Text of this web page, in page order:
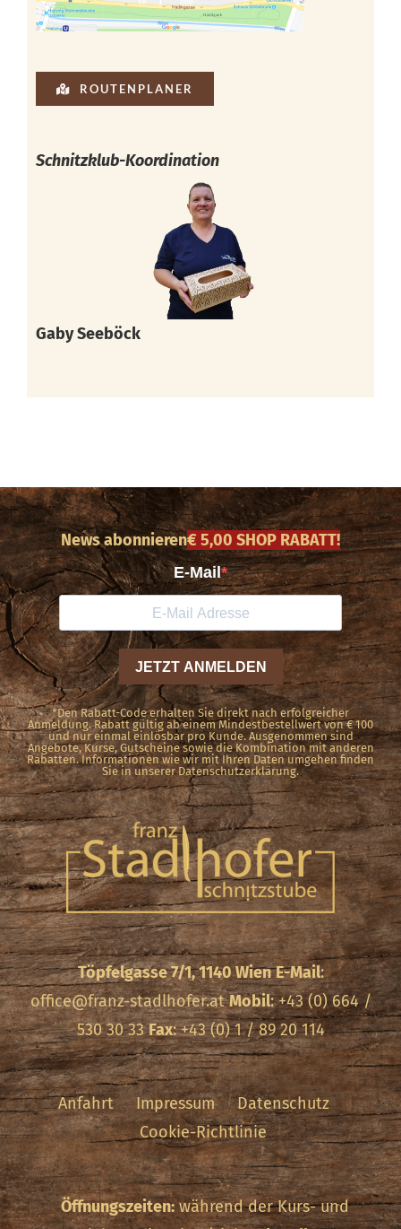
ROUTENPLANER
Schnitzklub-Koordination
Gaby Seeböck
News abonnieren€ 5,00 SHOP RABATT!
*Den Rabatt-Code erhalten Sie direkt nach erfolgreicher
Anmeldung. Rabatt gültig ab einem Mindestbestellwert von € 100
und nur einmal einlösbar pro Kunde. Ausgenommen sind
Angebote, Kurse, Gutscheine sowie die Kombination mit anderen
Rabatten. Informationen wie wir mit Ihren Daten umgehen finden
Sie in unserer Datenschutzerklärung.
Töpfelgasse 7/1, 1140 Wien E-Mail:
office@franz-stadlhofer.at Mobil: +43 (0) 664 /
530 30 33Fax: +43 (0) 1 / 89 20 114
Anfahrt Impressum
Datenschutz
Cookie-Richtlinie
Öffnungszeiten:während der Kurs- und